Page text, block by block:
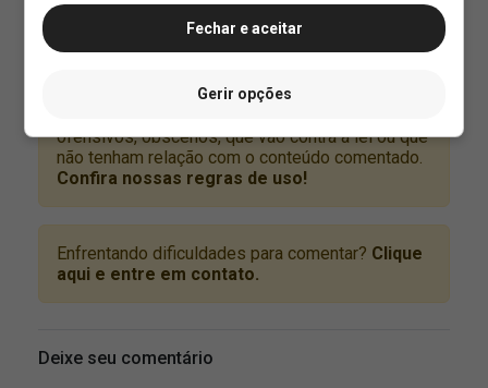
Fechar e aceitar
Gerir opções